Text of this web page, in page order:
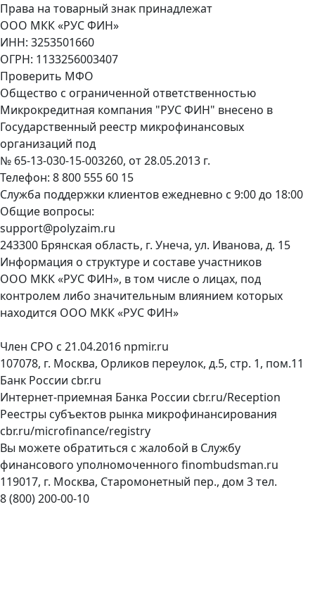
Права на товарный знак принадлежат
ООО МКК «РУС ФИН»
ИНН: 3253501660
ОГРН: 1133256003407
Проверить МФО
Общество с ограниченной ответственностью
Микрокредитная компания "РУС ФИН" внесено в
Государственный реестр микрофинансовых
организаций под
№ 65-13-030-15-003260, от 28.05.2013 г.
Телефон: 8 800 555 60 15
Служба поддержки клиентов ежедневно с 9:00 до 18:00
Общие вопросы:
support@polyzaim.ru
243300 Брянская область, г. Унеча, ул. Иванова, д. 15
Информация о структуре и составе участников
ООО МКК «РУС ФИН», в том числе о лицах, под
контролем либо значительным влиянием которых
находится ООО МКК «РУС ФИН»
Член СРО с 21.04.2016 npmir.ru
107078, г. Москва, Орликов переулок, д.5, стр. 1, пом.11
Банк России cbr.ru
Интернет-приемная Банка России cbr.ru/Reception
Реестры субъектов рынка микрофинансирования
cbr.ru/microfinance/registry
Вы можете обратиться с жалобой в Службу
финансового уполномоченного finombudsman.ru
119017, г. Москва, Старомонетный пер., дом 3 тел.
8 (800) 200-00-10